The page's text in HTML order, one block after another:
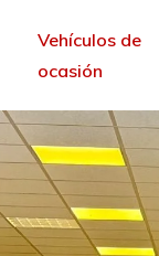
Vehículos de
ocasión